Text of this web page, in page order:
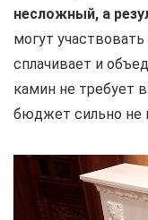
несложный, а
могут
сплачивает и
камин не требует
бюджет сильно не